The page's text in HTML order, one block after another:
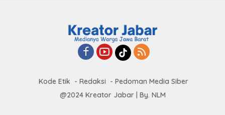
Kode Etik Redaksi
Pedoman Media Siber
@2024 Kreator Jabar | By. NLM